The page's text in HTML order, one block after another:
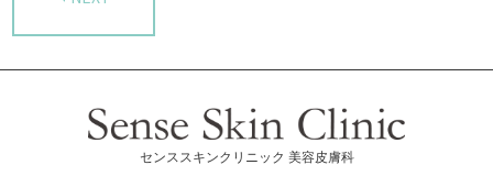
センススキンクリニック 美容皮膚科